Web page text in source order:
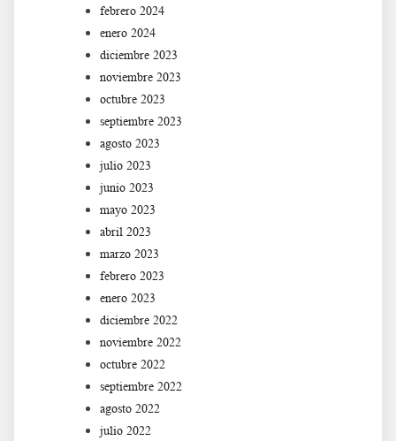
febrero 2024
enero 2024
diciembre 2023
noviembre 2023
octubre 2023
septiembre 2023
agosto 2023
julio 2023
junio 2023
mayo 2023
abril 2023
marzo 2023
febrero 2023
enero 2023
diciembre 2022
noviembre 2022
octubre 2022
septiembre 2022
agosto 2022
julio 2022